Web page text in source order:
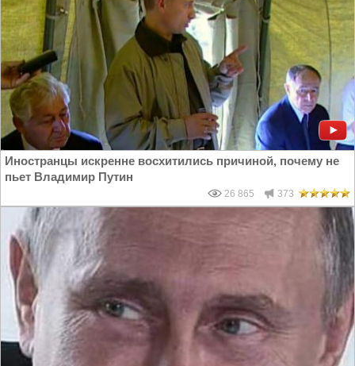
Иностранцы искренне восхитились причиной, почему не
пьет Владимир Путин
26 865 373